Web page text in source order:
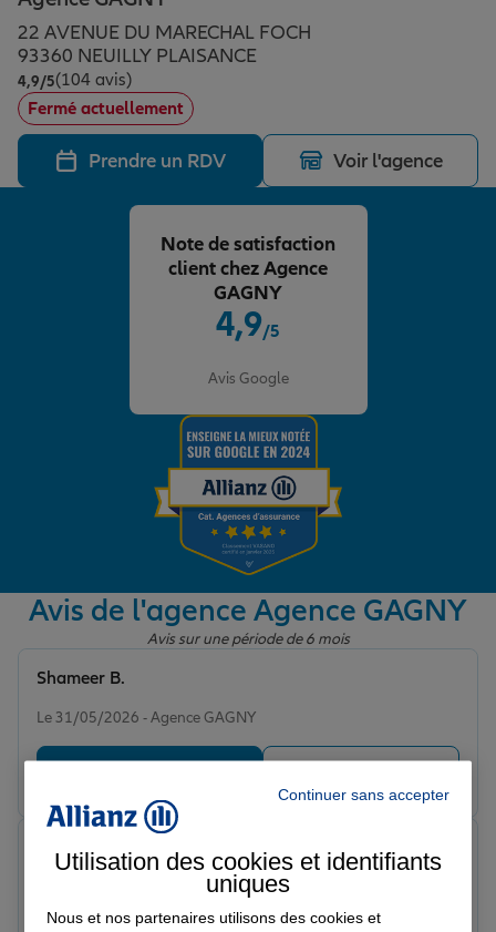
Assurance emprunteur
Prévoyance et dépendance
Assurance animal de compagnie
Protection de la famille
Protection juridique
Épargne & retraite
Plan épargne retraite
Assurance vie
Placements financiers
Investissements immobiliers
Transmission
Vos projets
Partir en vacances
Départ à la retraite
Préparer l’avenir
Conseil assurance
Assurance habitation
Le Pack Famille
Garantie des accidents de la vie
Assurance scolaire
Protection juridique
Retraite
Tous nos devis d'assurance
Allianz en France
22 AVENUE DU MARECHAL FOCH
93360 NEUILLY PLAISANCE
4,9/5Note de 4.9 sur 5
(104 avis)
Fermé actuellement
Prendre un RDV Voir l'agence
4,9/5
Avis Google
Note de satisfaction
client chez Agence
GAGNY
Avis de l'agence Agence GAGNY
Avis sur une période de 6 mois
Le 31/05/2026 - Agence GAGNY
Shameer B.
Note de 5 sur 5
Le 28/05/2026 - Agence GAGNY
C'est une très bonne agence réactive
Nicolas D.
Continuer sans accepter
Utilisation des cookies et identifiants
uniques
Nous et nos partenaires utilisons des cookies et